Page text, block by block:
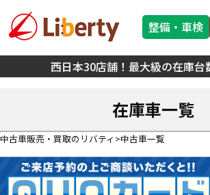
西日本30店舗！最大級の在庫台
整備・車検
在庫車一覧
中古車販売・買取のリバティ 中古車一覧